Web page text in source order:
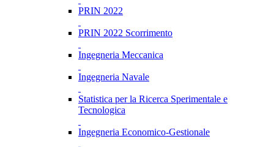
PRIN 2022
PRIN 2022 Scorrimento
Ingegneria Meccanica
Ingegneria Navale
Statistica per la Ricerca Sperimentale e
Tecnologica
Ingegneria Economico-Gestionale